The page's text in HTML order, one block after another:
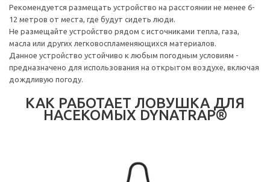
Рекомендуется размещать устройство на расстоянии не менее 6-
12 метров от места, где будут сидеть люди.
Не размещайте устройство рядом с источниками тепла, газа,
масла или других легковоспламеняющихся материалов.
Данное устройство устойчиво к любым погодным условиям -
предназначено для использования на открытом воздухе, включая
дождливую погоду.
КАК РАБОТАЕТ ЛОВУШКА ДЛЯ
НАСЕКОМЫХ DYNATRAP®